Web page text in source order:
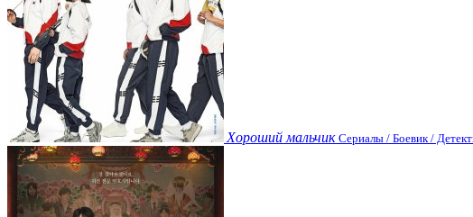
Хороший мальчик Сериалы / Боевик /